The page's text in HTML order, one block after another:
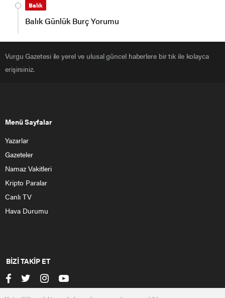
Balık
Balık Günlük Burç Yorumu
Vurgu Gazetesi ile yerel ve ulusal güncel haberlere bir tık ile kolayca
erişirsiniz.
Menü Sayfalar
Yazarlar
Gazeteler
Namaz Vakitleri
Kripto Paralar
Canlı TV
Hava Durumu
BİZİ TAKİP ET